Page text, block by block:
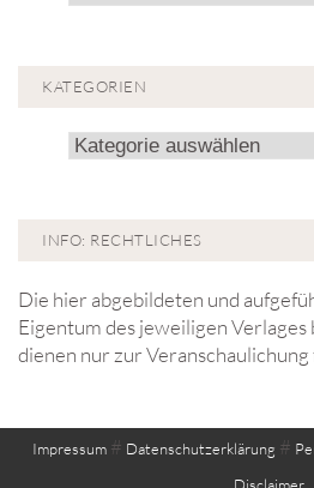
KATEGORIEN
Kategorien
INFO: RECHTLICHES
Die hier abgebildeten und
Eigentum des jeweiligen
dienen nur zur Veranschaulichung
Impressum # Datenschutzerklärung #